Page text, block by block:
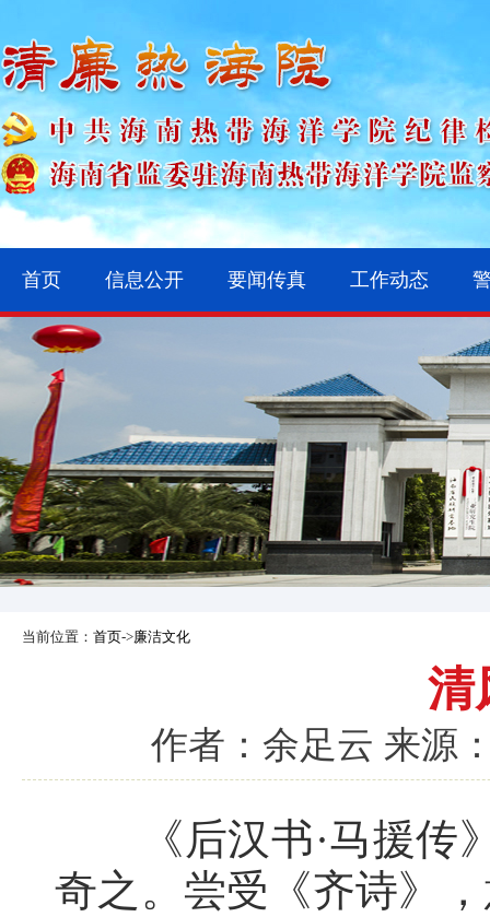
首页 信息公开 要闻传真 工作动态
当前位置： 首页->廉洁文化
清
作者：余足云 来源
《后汉书·马援传》
奇之。尝受《齐诗》